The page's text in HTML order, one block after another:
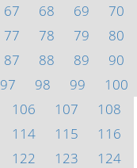
67 68 69
70
77 78 79
80
87 88 89
90
97 98 99
100
106 107
108
114 115
116
122 123
124